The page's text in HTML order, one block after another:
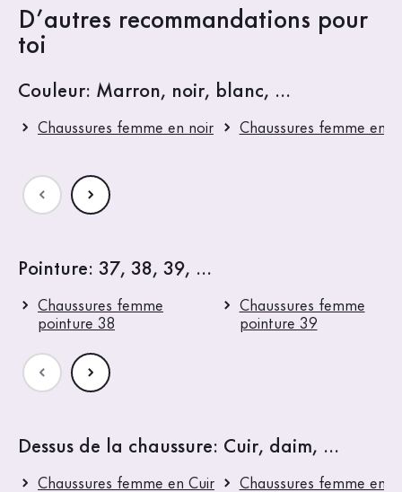
D’autres recommandations pour
toi
Couleur: Marron, noir, blanc, ...
Chaussures femme en noir Chaussures femme en
Pointure: 37, 38, 39, ...
Chaussures femme
pointure 38
Chaussures femme
pointure 39
Dessus de la chaussure: Cuir, daim, ...
Chaussures femme en Cuir
Chaussures femme en